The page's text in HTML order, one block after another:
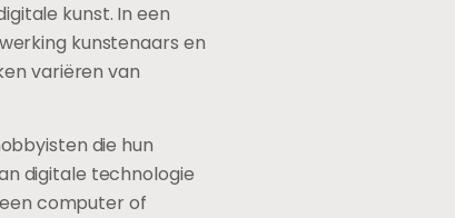
kunst. In een
kunstenaars en
variëren van
die hun
digitale technologie
computer of